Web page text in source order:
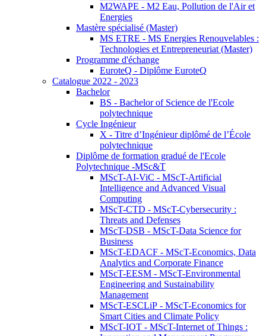
M2WAPE - M2 Eau, Pollution de l'Air et
Energies
Mastère spécialisé (Master)
MS ETRE - MS Energies Renouvelables :
Technologies et Entrepreneuriat (Master)
Programme d'échange
EuroteQ - Diplôme EuroteQ
Catalogue 2022 - 2023
Bachelor
BS - Bachelor of Science de l'Ecole
polytechnique
Cycle Ingénieur
X - Titre d’Ingénieur diplômé de l’École
polytechnique
Diplôme de formation gradué de l'Ecole
Polytechnique -MSc&T
MScT-AI-ViC - MScT-Artificial
Intelligence and Advanced Visual
Computing
MScT-CTD - MScT-Cybersecurity :
Threats and Defenses
MScT-DSB - MScT-Data Science for
Business
MScT-EDACF - MScT-Economics, Data
Analytics and Corporate Finance
MScT-EESM - MScT-Environmental
Engineering and Sustainability
Management
MScT-ESCLiP - MScT-Economics for
Smart Cities and Climate Policy
MScT-IOT - MScT-Internet of Things :